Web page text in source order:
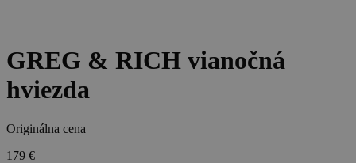
GREG & RICH vianočná
hviezda
Originálna cena
179 €